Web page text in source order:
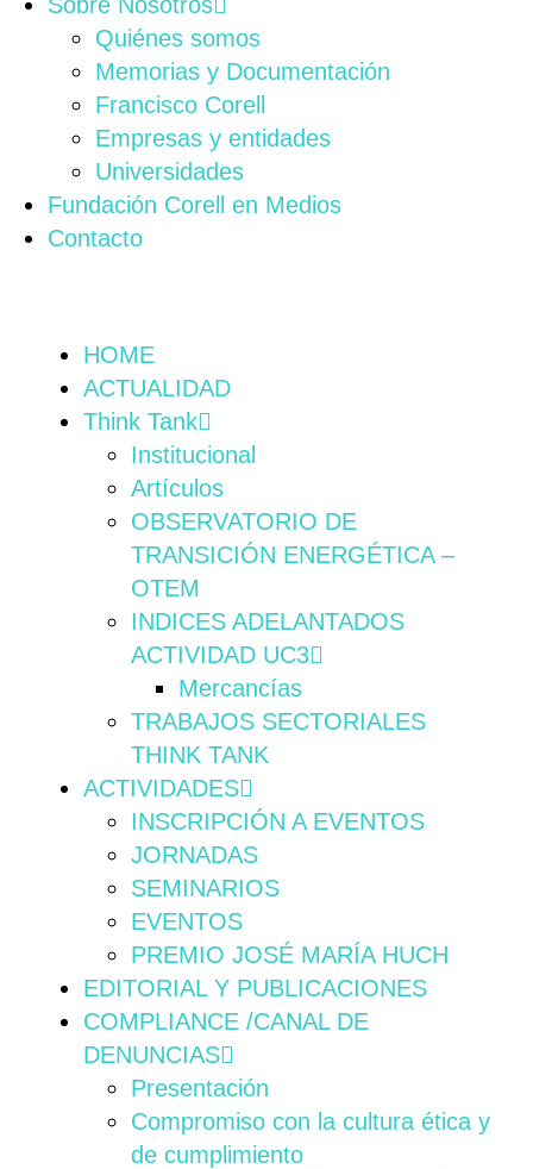
Quiénes somos
Memorias y Documentación
Francisco Corell
Empresas y entidades
Universidades
Fundación Corell en Medios
Contacto
HOME
ACTUALIDAD
Think Tank
Institucional
Artículos
OBSERVATORIO DE
TRANSICIÓN ENERGÉTICA –
OTEM
INDICES ADELANTADOS
ACTIVIDAD UC3
Mercancías
TRABAJOS SECTORIALES
THINK TANK
ACTIVIDADES
INSCRIPCIÓN A EVENTOS
JORNADAS
SEMINARIOS
EVENTOS
PREMIO JOSÉ MARÍA HUCH
EDITORIAL Y PUBLICACIONES
COMPLIANCE /CANAL DE
DENUNCIAS
Presentación
Compromiso con la cultura ética y
de cumplimiento